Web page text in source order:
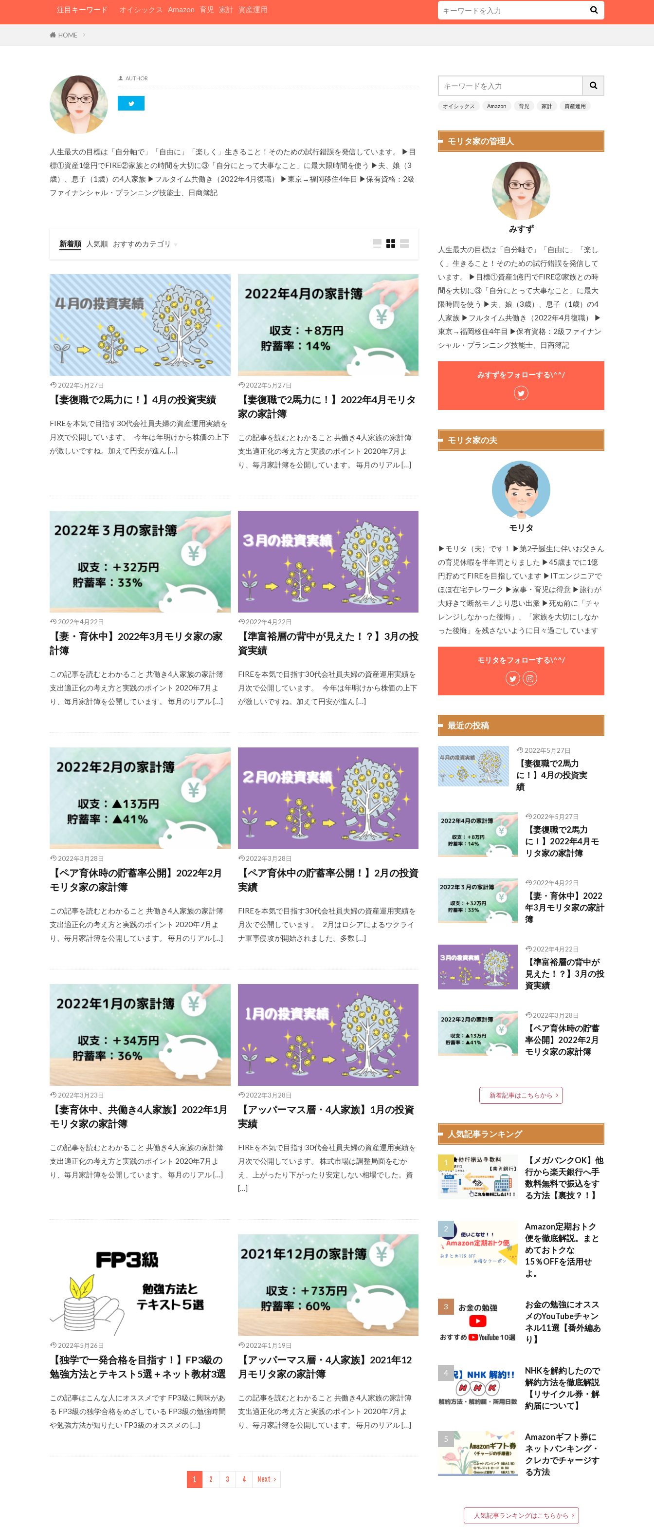
注目キーワード オイシックス Amazon 育児 家計 資産運用
HOME
AUTHOR
人生最大の目標は「自分軸で」「自由に」「楽しく」生きること！そのための試行錯誤を発信しています。 ▶目
標①資産1億円でFIRE②家族との時間を大切に③「自分にとって大事なこと」に最大限時間を使う ▶夫、娘（3
歳）、息子（1歳）の4人家族 ▶フルタイム共働き（2022年4月復職） ▶東京→福岡移住4年目 ▶保有資格：2級
ファイナンシャル・プランニング技能士、日商簿記
新着順 人気順
おすすめカテゴリ
2022年5月27日
【妻復職で2馬力に！】4月の投資実績
FIREを本気で目指す30代会社員夫婦の資産運用実績を
月次で公開しています。 今年は年明けから株価の上下
が激しいですね。加えて円安が進ん […]
2022年5月27日
【妻復職で2馬力に！】2022年4月モリタ
家の家計簿
この記事を読むとわかること 共働き4人家族の家計簿
支出適正化の考え方と実践のポイント 2020年7月よ
り、毎月家計簿を公開しています。 毎月のリアル […]
2022年4月22日
【妻・育休中】2022年3月モリタ家の家
計簿
この記事を読むとわかること 共働き4人家族の家計簿
支出適正化の考え方と実践のポイント 2020年7月よ
り、毎月家計簿を公開しています。 毎月のリアル […]
2022年4月22日
【準富裕層の背中が見えた！？】3月の投
資実績
FIREを本気で目指す30代会社員夫婦の資産運用実績を
月次で公開しています。 今年は年明けから株価の上下
が激しいですね。加えて円安が進ん […]
2022年3月28日
【ペア育休時の貯蓄率公開】2022年2月
モリタ家の家計簿
この記事を読むとわかること 共働き4人家族の家計簿
支出適正化の考え方と実践のポイント 2020年7月よ
り、毎月家計簿を公開しています。 毎月のリアル […]
2022年3月28日
【ペア育休中の貯蓄率公開！】2月の投資
実績
FIREを本気で目指す30代会社員夫婦の資産運用実績を
月次で公開しています。 2月はロシアによるウクライ
ナ軍事侵攻が開始されました。多数 […]
2022年3月23日
【妻育休中、共働き4人家族】2022年1月
モリタ家の家計簿
この記事を読むとわかること 共働き4人家族の家計簿
支出適正化の考え方と実践のポイント 2020年7月よ
り、毎月家計簿を公開しています。 毎月のリアル […]
2022年3月28日
【アッパーマス層・4人家族】1月の投資
実績
FIREを本気で目指す30代会社員夫婦の資産運用実績を
月次で公開しています。 株式市場は調整局面をむか
え、上がったり下がったり安定しない相場でした。資
[…]
2022年5月26日
【独学で一発合格を目指す！】FP3級の
勉強方法とテキスト5選＋ネット教材3選
この記事はこんな人にオススメです FP3級に興味があ
る FP3級の独学合格をめざしている FP3級の勉強時間
や勉強方法が知りたい FP3級のオススメの […]
2022年1月19日
【アッパーマス層・4人家族】2021年12
月モリタ家の家計簿
この記事を読むとわかること 共働き4人家族の家計簿
支出適正化の考え方と実践のポイント 2020年7月よ
り、毎月家計簿を公開しています。 毎月のリアル […]
1 2 3 4 Next
オイシックス Amazon 育児 家計 資産運用
モリタ家の管理人
みすず
人生最大の目標は「自分軸で」「自由に」「楽し
く」生きること！そのための試行錯誤を発信して
います。 ▶目標①資産1億円でFIRE②家族との時
間を大切に③「自分にとって大事なこと」に最大
限時間を使う ▶夫、娘（3歳）、息子（1歳）の4
人家族 ▶フルタイム共働き（2022年4月復職） ▶
東京→福岡移住4年目 ▶保有資格：2級ファイナン
シャル・プランニング技能士、日商簿記
みすずをフォローする\^^/
モリタ家の夫
モリタ
▶モリタ（夫）です！ ▶︎第2子誕生に伴いお父さん
の育児休暇を半年間とりました ▶45歳までに1億
円貯めてFIREを目指しています ▶ITエンジニアで
ほぼ在宅テレワーク ▶家事・育児は得意 ▶旅行が
大好きで断然モノより思い出派 ▶死ぬ前に「チャ
レンジしなかった後悔」、「家族を大切にしなか
った後悔」を残さないように日々過ごしています
モリタをフォローする\^^/
最近の投稿
2022年5月27日
【妻復職で2馬力
に！】4月の投資実
績
2022年5月27日
【妻復職で2馬力
に！】2022年4月モ
リタ家の家計簿
2022年4月22日
【妻・育休中】2022
年3月モリタ家の家計
簿
2022年4月22日
【準富裕層の背中が
見えた！？】3月の投
資実績
2022年3月28日
【ペア育休時の貯蓄
率公開】2022年2月
モリタ家の家計簿
新着記事はこちらから
人気記事ランキング
【メガバンクOK】他
行から楽天銀行へ手
数料無料で振込をす
る方法【裏技？！】
Amazon定期おトク
便を徹底解説。まと
めておトクな
15％OFFを活用せ
よ。
お金の勉強にオスス
メのYouTubeチャン
ネル11選【番外編あ
り】
NHKを解約したので
解約方法を徹底解説
【リサイクル券・解
約届について】
Amazonギフト券に
ネットバンキング・
クレカでチャージす
る方法
人気記事ランキングはこちらから